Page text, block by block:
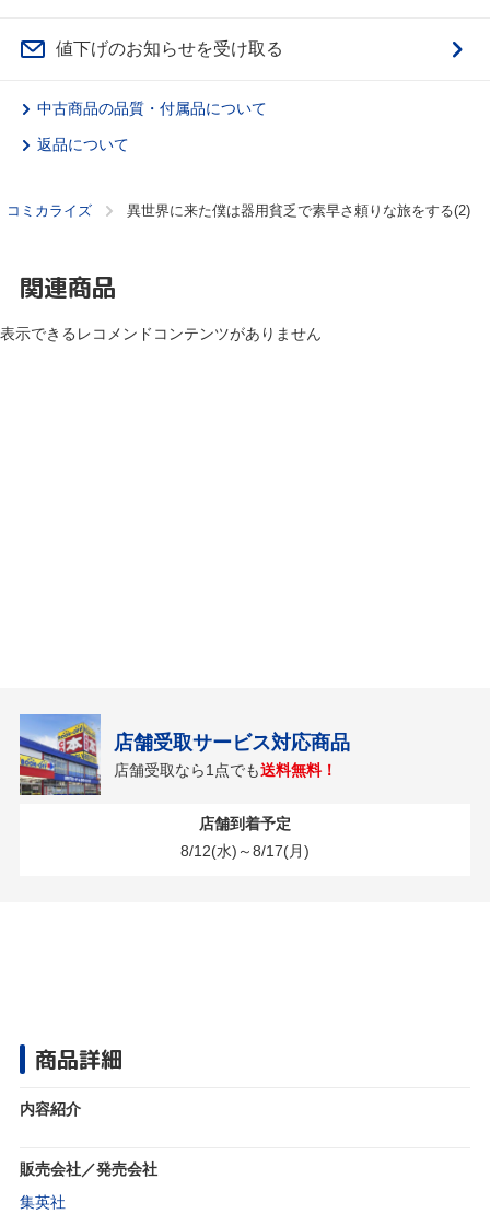
値下げのお知らせを受け取る
中古商品の品質・付属品について
返品について
コミカライズ 異世界に来た僕は器用貧乏で素早さ頼りな旅をする(2)
関連商品
表示できるレコメンドコンテンツがありません
店舗受取サービス対応商品
店舗受取なら1点でも送料無料！
店舗到着予定
8/12(水)～8/17(月)
商品詳細
内容紹介
販売会社／発売会社
集英社